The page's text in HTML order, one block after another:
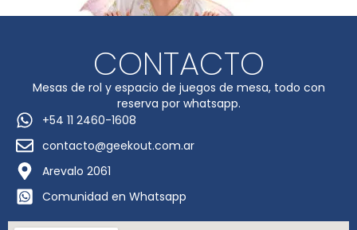
CONTACTO
Mesas de rol y espacio de juegos de mesa, todo con
reserva por whatsapp.
+54 11 2460-1608
contacto@geekout.com.ar
Arevalo 2061
Comunidad en Whatsapp